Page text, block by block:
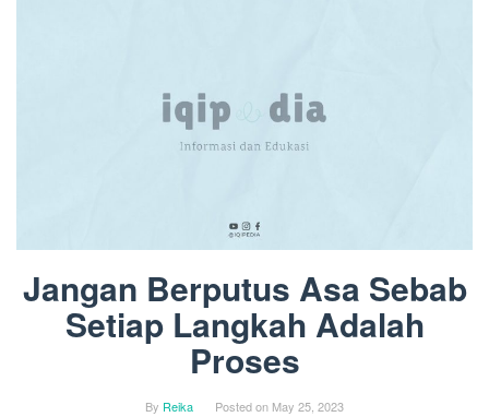
Jangan Berputus Asa Sebab
Setiap Langkah Adalah
Proses
By Reika Posted on May 25, 2023